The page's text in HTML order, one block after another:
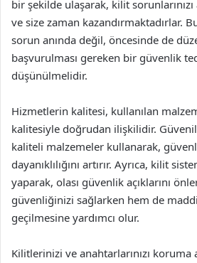
bir şekilde ulaşarak, kilit
ve size zaman kazandırmaktadırlar.
sorun anında değil, öncesinde de
başvurulması gereken bir güvenlik
düşünülmelidir.
Hizmetlerin kalitesi, kullanılan
kalitesiyle doğrudan ilişkilidir.
kaliteli malzemeler kullanarak,
dayanıklılığını artırır. Ayrıca, kilit
yaparak, olası güvenlik açıklarını
güvenliğinizi sağlarken hem de maddi
geçilmesine yardımcı olur.
Kilitlerinizi ve anahtarlarınızı koruma